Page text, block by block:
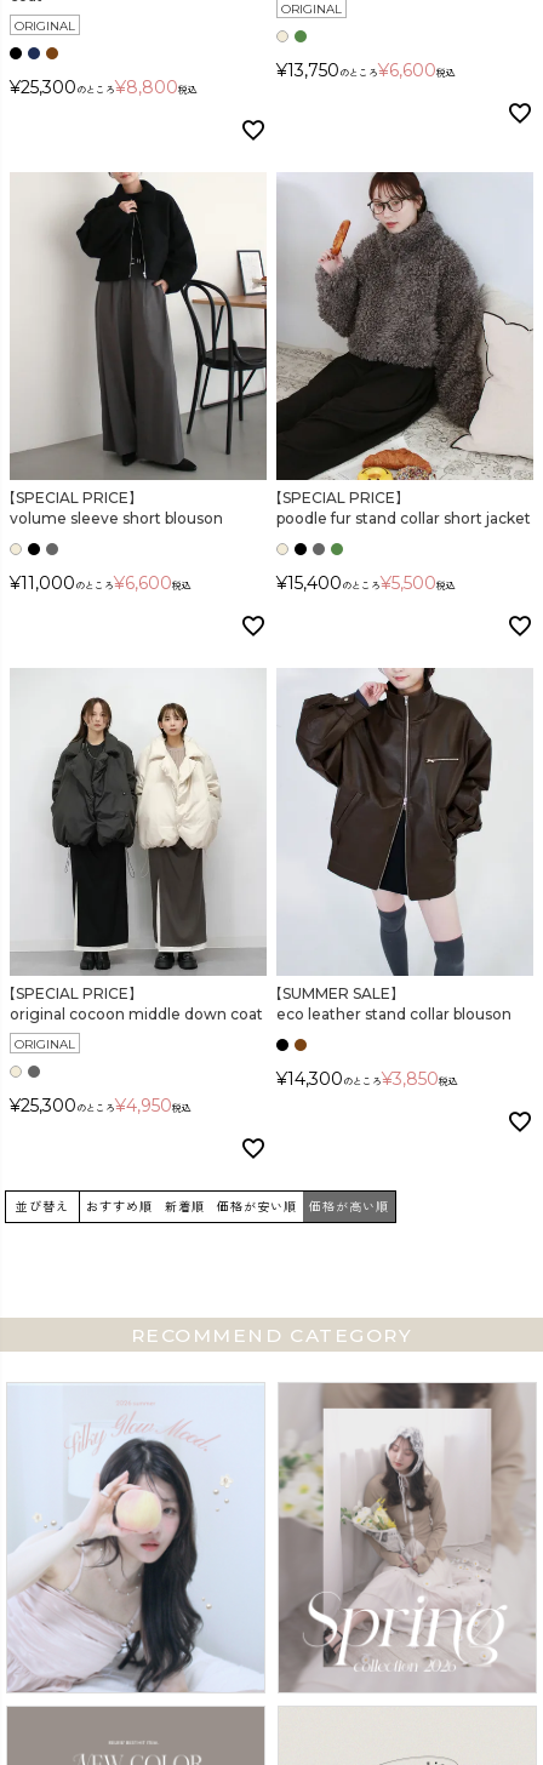
ORIGINAL
¥25,300 のところ¥8,800税込
ORIGINAL
¥13,750 のところ¥6,600税込
【SPECIAL PRICE】
volume sleeve short blouson
¥11,000 のところ¥6,600税込
【SPECIAL PRICE】
poodle fur stand collar short jacket
¥15,400 のところ¥5,500税込
【SPECIAL PRICE】
original cocoon middle down coat
ORIGINAL
¥25,300 のところ¥4,950税込
【SUMMER SALE】
eco leather stand collar blouson
¥14,300 のところ¥3,850税込
並び替え おすすめ順 新着順 価格が安い順 価格が高い順
RECOMMEND CATEGORY